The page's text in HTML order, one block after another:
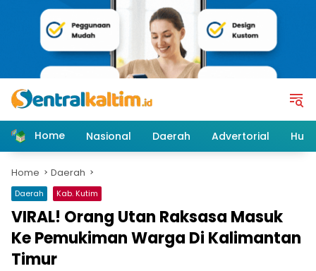
Home Nasional Daerah Advertorial
Home Daerah
Daerah Kab. Kutim
VIRAL! Orang Utan Raksasa Masuk
Ke Pemukiman Warga Di Kalimantan
Timur